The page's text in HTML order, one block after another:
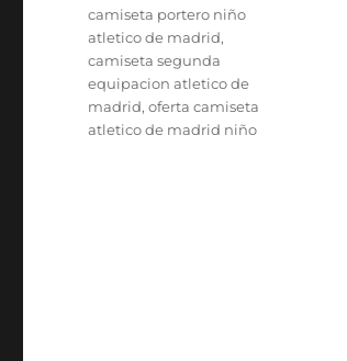
Etiquetas
camiseta portero niño
atletico de madrid,
camiseta segunda
equipacion atletico de
madrid,oferta camiseta
atletico de madrid niño